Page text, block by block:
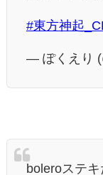
#東方神起
— ぽくえり
boleroステ